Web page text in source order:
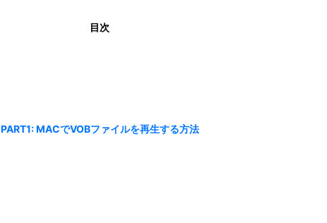
目次
PART1: MACでVOBファイルを再生する方法